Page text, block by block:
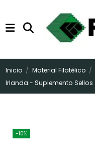
Inicio Material Filatélico
Irlanda - Suplemento Sellos
-10%